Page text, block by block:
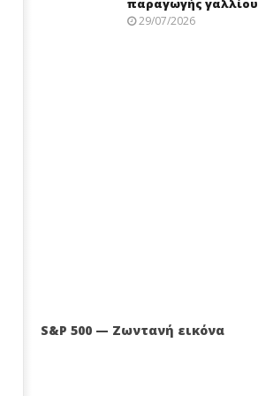
παραγωγής γαλλίου
29/07/2026
S&P 500 — Ζωντανή εικόνα